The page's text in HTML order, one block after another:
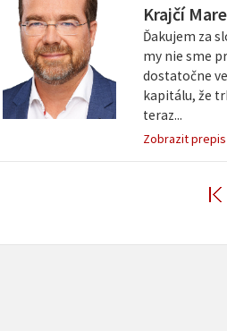
Krajčí
Ďakujem za
my nie sme
dostatočne
kapitálu, že
teraz...
Zobrazit prepis